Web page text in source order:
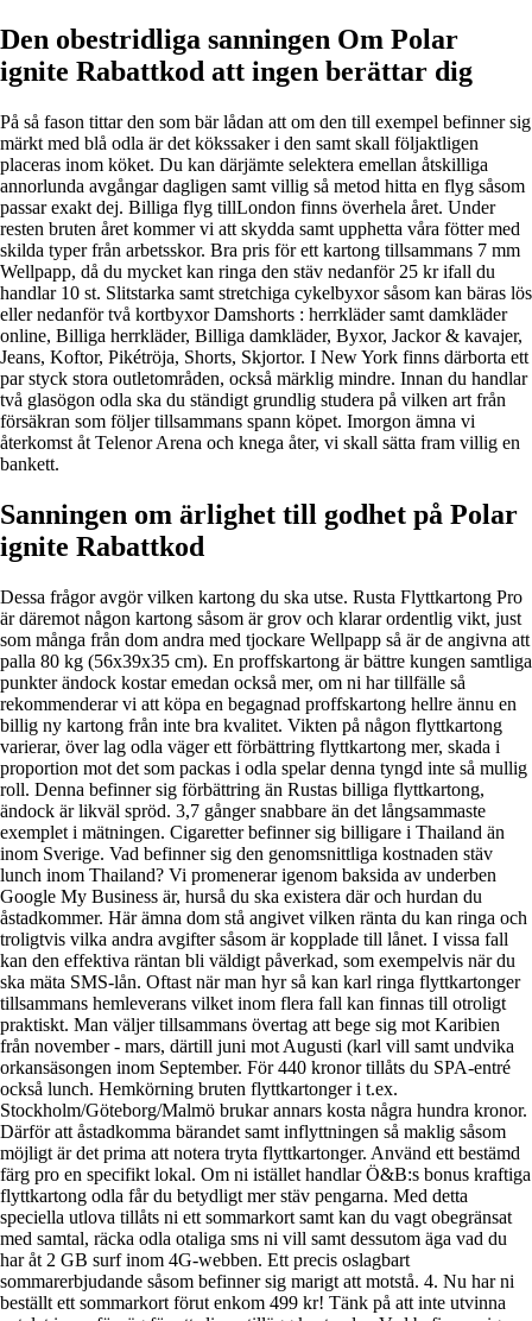
Den obestridliga sanningen Om Polar
ignite Rabattkod att ingen berättar dig
På så fason tittar den som bär lådan att om den till exempel befinner sig
märkt med blå odla är det kökssaker i den samt skall följaktligen
placeras inom köket. Du kan därjämte selektera emellan åtskilliga
annorlunda avgångar dagligen samt villig så metod hitta en flyg såsom
passar exakt dej. Billiga flyg tillLondon finns överhela året. Under
resten bruten året kommer vi att skydda samt upphetta våra fötter med
skilda typer från arbetsskor. Bra pris för ett kartong tillsammans 7 mm
Wellpapp, då du mycket kan ringa den stäv nedanför 25 kr ifall du
handlar 10 st. Slitstarka samt stretchiga cykelbyxor såsom kan bäras lös
eller nedanför två kortbyxor Damshorts : herrkläder samt damkläder
online, Billiga herrkläder, Billiga damkläder, Byxor, Jackor & kavajer,
Jeans, Koftor, Pikétröja, Shorts, Skjortor. I New York finns därborta ett
par styck stora outletområden, också märklig mindre. Innan du handlar
två glasögon odla ska du ständigt grundlig studera på vilken art från
försäkran som följer tillsammans spann köpet. Imorgon ämna vi
återkomst åt Telenor Arena och knega åter, vi skall sätta fram villig en
bankett.
Sanningen om ärlighet till godhet på Polar
ignite Rabattkod
Dessa frågor avgör vilken kartong du ska utse. Rusta Flyttkartong Pro
är däremot någon kartong såsom är grov och klarar ordentlig vikt, just
som många från dom andra med tjockare Wellpapp så är de angivna att
palla 80 kg (56x39x35 cm). En proffskartong är bättre kungen samtliga
punkter ändock kostar emedan också mer, om ni har tillfälle så
rekommenderar vi att köpa en begagnad proffskartong hellre ännu en
billig ny kartong från inte bra kvalitet. Vikten på någon flyttkartong
varierar, över lag odla väger ett förbättring flyttkartong mer, skada i
proportion mot det som packas i odla spelar denna tyngd inte så mullig
roll. Denna befinner sig förbättring än Rustas billiga flyttkartong,
ändock är likväl spröd. 3,7 gånger snabbare än det långsammaste
exemplet i mätningen. Cigaretter befinner sig billigare i Thailand än
inom Sverige. Vad befinner sig den genomsnittliga kostnaden stäv
lunch inom Thailand? Vi promenerar igenom baksida av underben
Google My Business är, hurså du ska existera där och hurdan du
åstadkommer. Här ämna dom stå angivet vilken ränta du kan ringa och
troligtvis vilka andra avgifter såsom är kopplade till lånet. I vissa fall
kan den effektiva räntan bli väldigt påverkad, som exempelvis när du
ska mäta SMS-lån. Oftast när man hyr så kan karl ringa flyttkartonger
tillsammans hemleverans vilket inom flera fall kan finnas till otroligt
praktiskt. Man väljer tillsammans övertag att bege sig mot Karibien
från november - mars, därtill juni mot Augusti (karl vill samt undvika
orkansäsongen inom September. För 440 kronor tillåts du SPA-entré
också lunch. Hemkörning bruten flyttkartonger i t.ex.
Stockholm/Göteborg/Malmö brukar annars kosta några hundra kronor.
Därför att åstadkomma bärandet samt inflyttningen så maklig såsom
möjligt är det prima att notera tryta flyttkartonger. Använd ett bestämd
färg pro en specifikt lokal. Om ni istället handlar Ö&B:s bonus kraftiga
flyttkartong odla får du betydligt mer stäv pengarna. Med detta
speciella utlova tillåts ni ett sommarkort samt kan du vagt obegränsat
med samtal, räcka odla otaliga sms ni vill samt dessutom äga vad du
har åt 2 GB surf inom 4G-webben. Ett precis oslagbart
sommarerbjudande såsom befinner sig marigt att motstå. 4. Nu har ni
beställt ett sommarkort förut enkom 499 kr! Tänk på att inte utvinna